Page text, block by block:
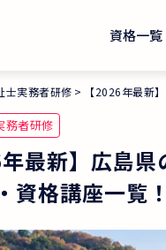
資格一覧
士実務者研修 【2026年最新
務者研修
年最新】広島
資格講座一覧！